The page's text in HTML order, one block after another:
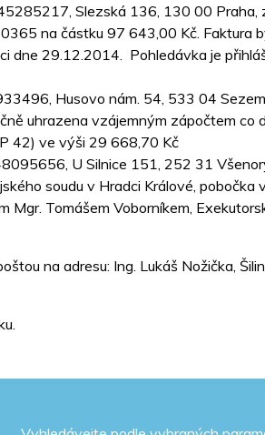
Slezská 136, 130 00
na částku 97 643,00 Kč. Faktura
29.12.2014. Pohledávka je
Husovo nám. 54, 533 04
uhrazena vzájemným zápočtem co
42) ve výši 29 668,70 Kč
U Silnice 151, 252 31
soudu v Hradci Králové,
Mgr. Tomášem Voborníkem,
na adresu: Ing. Lukáš Nožička,